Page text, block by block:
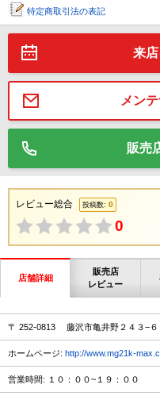
特定商取引法の表記
来
メン
販売
レビュー総合 投稿数: 0
0
店舗詳細
販売店
レビュー
〒 252-0813 藤沢市亀井野２４３−６
ホームページ: http://www.mg21k-
営業時間: １０：００~１９：００